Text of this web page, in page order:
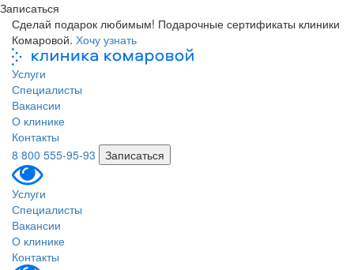
Записаться
Сделай подарок любимым! Подарочные сертификаты клиники
Комаровой. Хочу узнать
Услуги
Специалисты
Вакансии
О клинике
Контакты
8 800 555-95-93
Записаться
Услуги
Специалисты
Вакансии
О клинике
Контакты